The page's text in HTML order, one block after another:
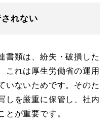
れない
書類は、紛失・破損した
これは厚生労働省の運用
いないためです。そのた
しを厳重に保管し、社内
とが重要です。